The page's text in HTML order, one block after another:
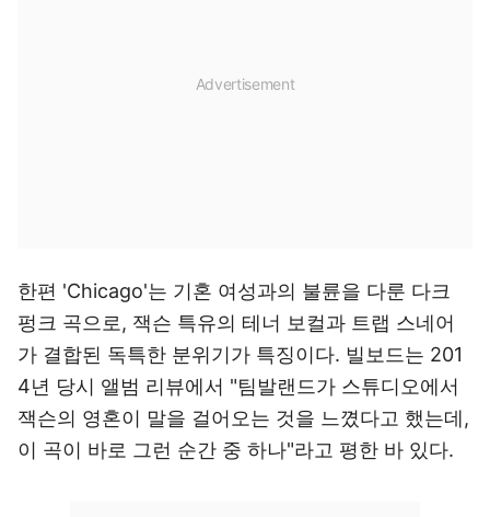
한편 'Chicago'는 기혼 여성과의 불륜을 다룬 다크
펑크 곡으로, 잭슨 특유의 테너 보컬과 트랩 스네어
가 결합된 독특한 분위기가 특징이다. 빌보드는 201
4년 당시 앨범 리뷰에서 "팀발랜드가 스튜디오에서
잭슨의 영혼이 말을 걸어오는 것을 느꼈다고 했는데,
이 곡이 바로 그런 순간 중 하나"라고 평한 바 있다.